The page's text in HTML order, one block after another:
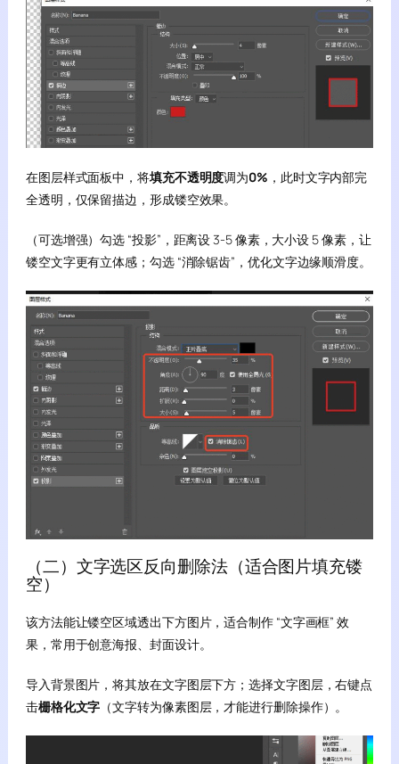
在图层样式面板中，将填充不透明度调为0% ，此时文字内部完
全透明，仅保留描边，形成镂空效果。
（可选增强）勾选 “投影”，距离设 3-5 像素，大小设 5 像素，让
镂空文字更有立体感；勾选 “消除锯齿”，优化文字边缘顺滑度。
（二）文字选区反向删除法（适合图片填充镂
空）
该方法能让镂空区域透出下方图片，适合制作 “文字画框” 效
果，常用于创意海报、封面设计。
导入背景图片，将其放在文字图层下方；选择文字图层，右键点
击栅格化文字 （文字转为像素图层，才能进行删除操作）。